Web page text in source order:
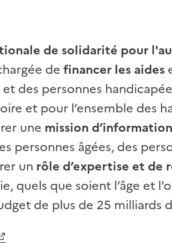
de solidarité pour
de financer les aides
des personnes
et pour l’ensemble des
une mission
personnes âgées, des
un rôle d’expertise et de
quels que soient l’âge et
de plus de 25 milliards